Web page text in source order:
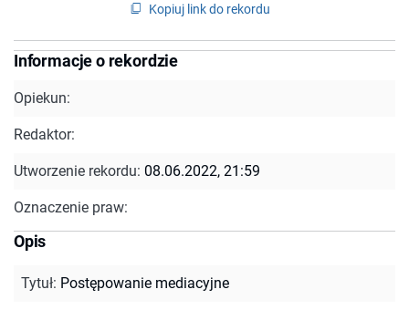
Kopiuj link do rekordu
Informacje o rekordzie
Opiekun:
Redaktor:
Utworzenie rekordu: 08.06.2022, 21:59
Oznaczenie praw:
Opis
Tytuł: Postępowanie mediacyjne